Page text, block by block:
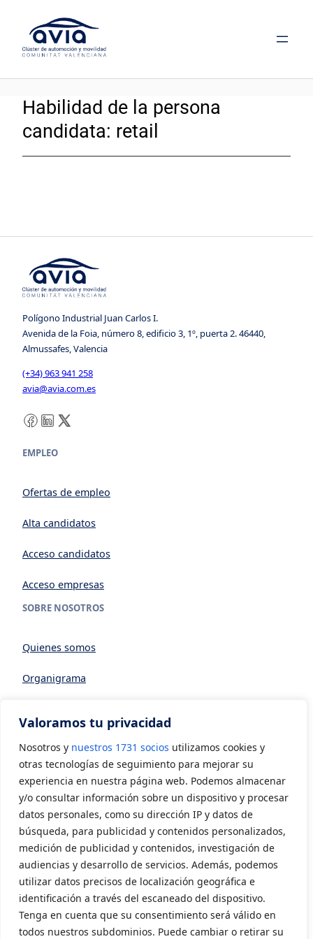
Valoramos tu privacidad
Nosotros y nuestros 1731 socios utilizamos cookies y
otras tecnologías de seguimiento para mejorar su
experiencia en nuestra página web. Podemos almacenar
y/o consultar información sobre un dispositivo y procesar
datos personales, como su dirección IP y datos de
búsqueda, para publicidad y contenidos personalizados,
medición de publicidad y contenidos, investigación de
audiencias y desarrollo de servicios. Además, podemos
utilizar datos precisos de localización geográfica e
identificación a través del escaneado del dispositivo.
Tenga en cuenta que su consentimiento será válido en
todos nuestros subdominios. Puede cambiar o retirar su
contenido
Habilidad de la persona
candidata: retail
Polígono Industrial Juan Carlos I.
Avenida de la Foia, número 8, edificio 3, 1º, puerta 2. 46440,
Almussafes, Valencia
(+34) 963 941 258
avia@avia.com.es
Facebook LinkedIn X
EMPLEO
Ofertas de empleo
Alta candidatos
Acceso candidatos
Acceso empresas
SOBRE NOSOTROS
Quienes somos
Organigrama
Asociarse a AVIA
CONTACTO
Contacto
LEGAL
Aviso Legal
Política de privacidad
Política de cookies